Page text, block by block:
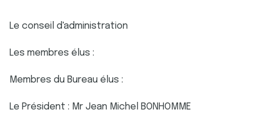
Le conseil d'administration
Les membres élus :
Membres du Bureau élus :
Le Président : Mr Jean Michel BONHOMME